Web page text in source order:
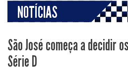
NOTÍCIAS
São José começa a decidir
Série D